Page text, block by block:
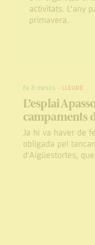
activitats. L’any
primavera.
Fa 8 mesos - LLEURE
L’esplai
campaments
Ja hi va haver de
obligada pel
d'Aigüestortes,